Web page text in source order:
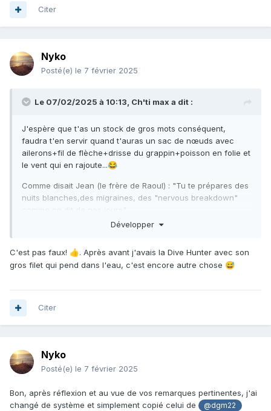
Citer
Nyko
Posté(e) le 7 février 2025
Le 07/02/2025 à 10:13, Ch'ti max a dit :
J'espère que t'as un stock de gros mots conséquent,
faudra t'en servir quand t'auras un sac de nœuds avec
ailerons+fil de flèche+drisse du grappin+poisson en folie et
le vent qui en rajoute...😂
Comme disait Jean (le frère de Raoul) : "Tu te prépares des
nuits blanches,des migraines, des "nervous breakdown"
Développer
C'est pas faux! 👍. Après avant j'avais la Dive Hunter avec son
gros filet qui pend dans l'eau, c'est encore autre chose 😅
Citer
Nyko
Posté(e) le 7 février 2025
Bon, après réflexion et au vue de vos remarques pertinentes, j'ai
changé de système et simplement copié celui de
@dgm22